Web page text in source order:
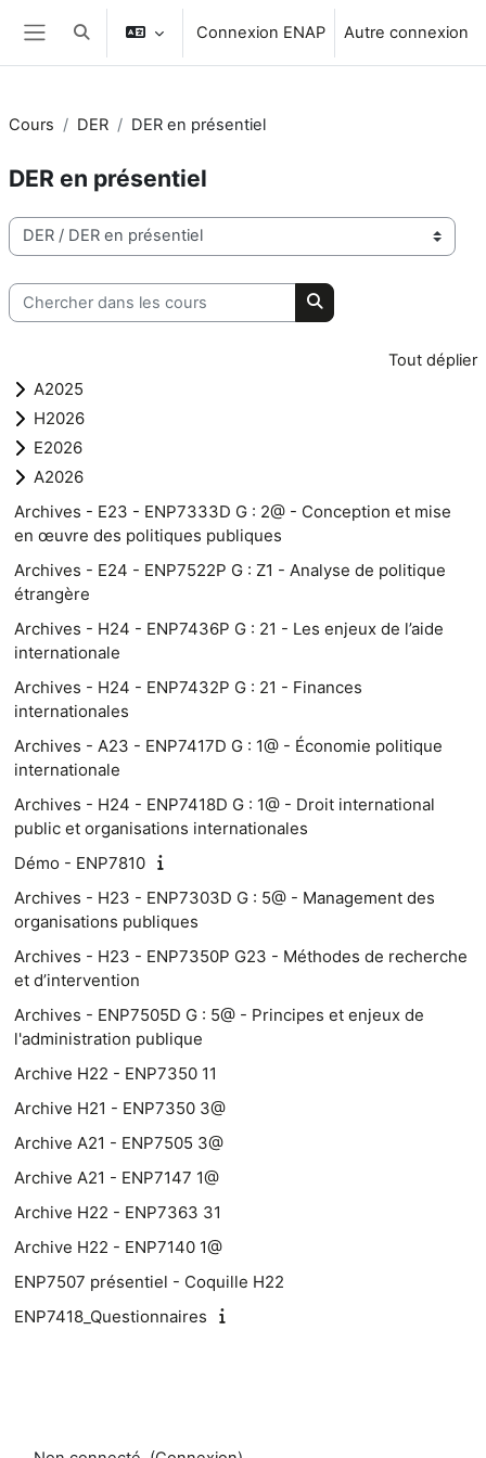
Passer au contenu principal
Panneau latéral
Activer/désactiver la saisie de recherche
Connexion ENAP Autre connexion
Cours DER DER en présentiel
DER en présentiel
Catégories de cours
Chercher dans les cours
Chercher dans les
Tout déplier
A2025
H2026
E2026
A2026
Archives - E23 - ENP7333D G : 2@ - Conception et mise
en œuvre des politiques publiques
Archives - E24 - ENP7522P G : Z1 - Analyse de politique
étrangère
Archives - H24 - ENP7436P G : 21 - Les enjeux de l’aide
internationale
Archives - H24 - ENP7432P G : 21 - Finances
internationales
Archives - A23 - ENP7417D G : 1@ - Économie politique
internationale
Archives - H24 - ENP7418D G : 1@ - Droit international
public et organisations internationales
Démo - ENP7810
Archives - H23 - ENP7303D G : 5@ - Management des
organisations publiques
Archives - H23 - ENP7350P G23 - Méthodes de recherche
et d’intervention
Archives - ENP7505D G : 5@ - Principes et enjeux de
l'administration publique
Archive H22 - ENP7350 11
Archive H21 - ENP7350 3@
Archive A21 - ENP7505 3@
Archive A21 - ENP7147 1@
Archive H22 - ENP7363 31
Archive H22 - ENP7140 1@
ENP7507 présentiel - Coquille H22
ENP7418_Questionnaires